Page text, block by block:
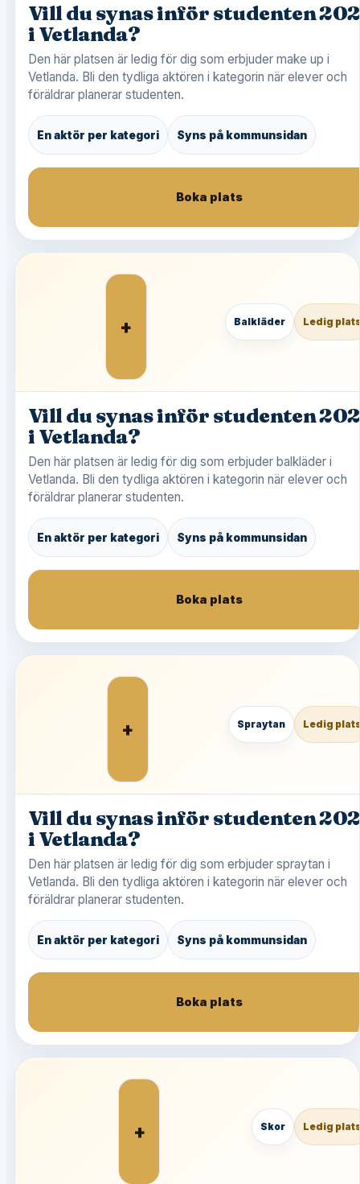
Vill du synas inför studenten
i Vetlanda?
Den här platsen är ledig för dig som erbjuder make up i
Vetlanda. Bli den tydliga aktören i kategorin när elever och
föräldrar planerar studenten.
En aktör per kategori Syns på kommunsidan
Boka plats
+ Balkläder Ledig
Vill du synas inför studenten
i Vetlanda?
Den här platsen är ledig för dig som erbjuder balkläder i
Vetlanda. Bli den tydliga aktören i kategorin när elever och
föräldrar planerar studenten.
En aktör per kategori Syns på kommunsidan
Boka plats
+ Spraytan Ledig
Vill du synas inför studenten
i Vetlanda?
Den här platsen är ledig för dig som erbjuder spraytan i
Vetlanda. Bli den tydliga aktören i kategorin när elever och
föräldrar planerar studenten.
En aktör per kategori Syns på kommunsidan
Boka plats
+ Skor Ledig